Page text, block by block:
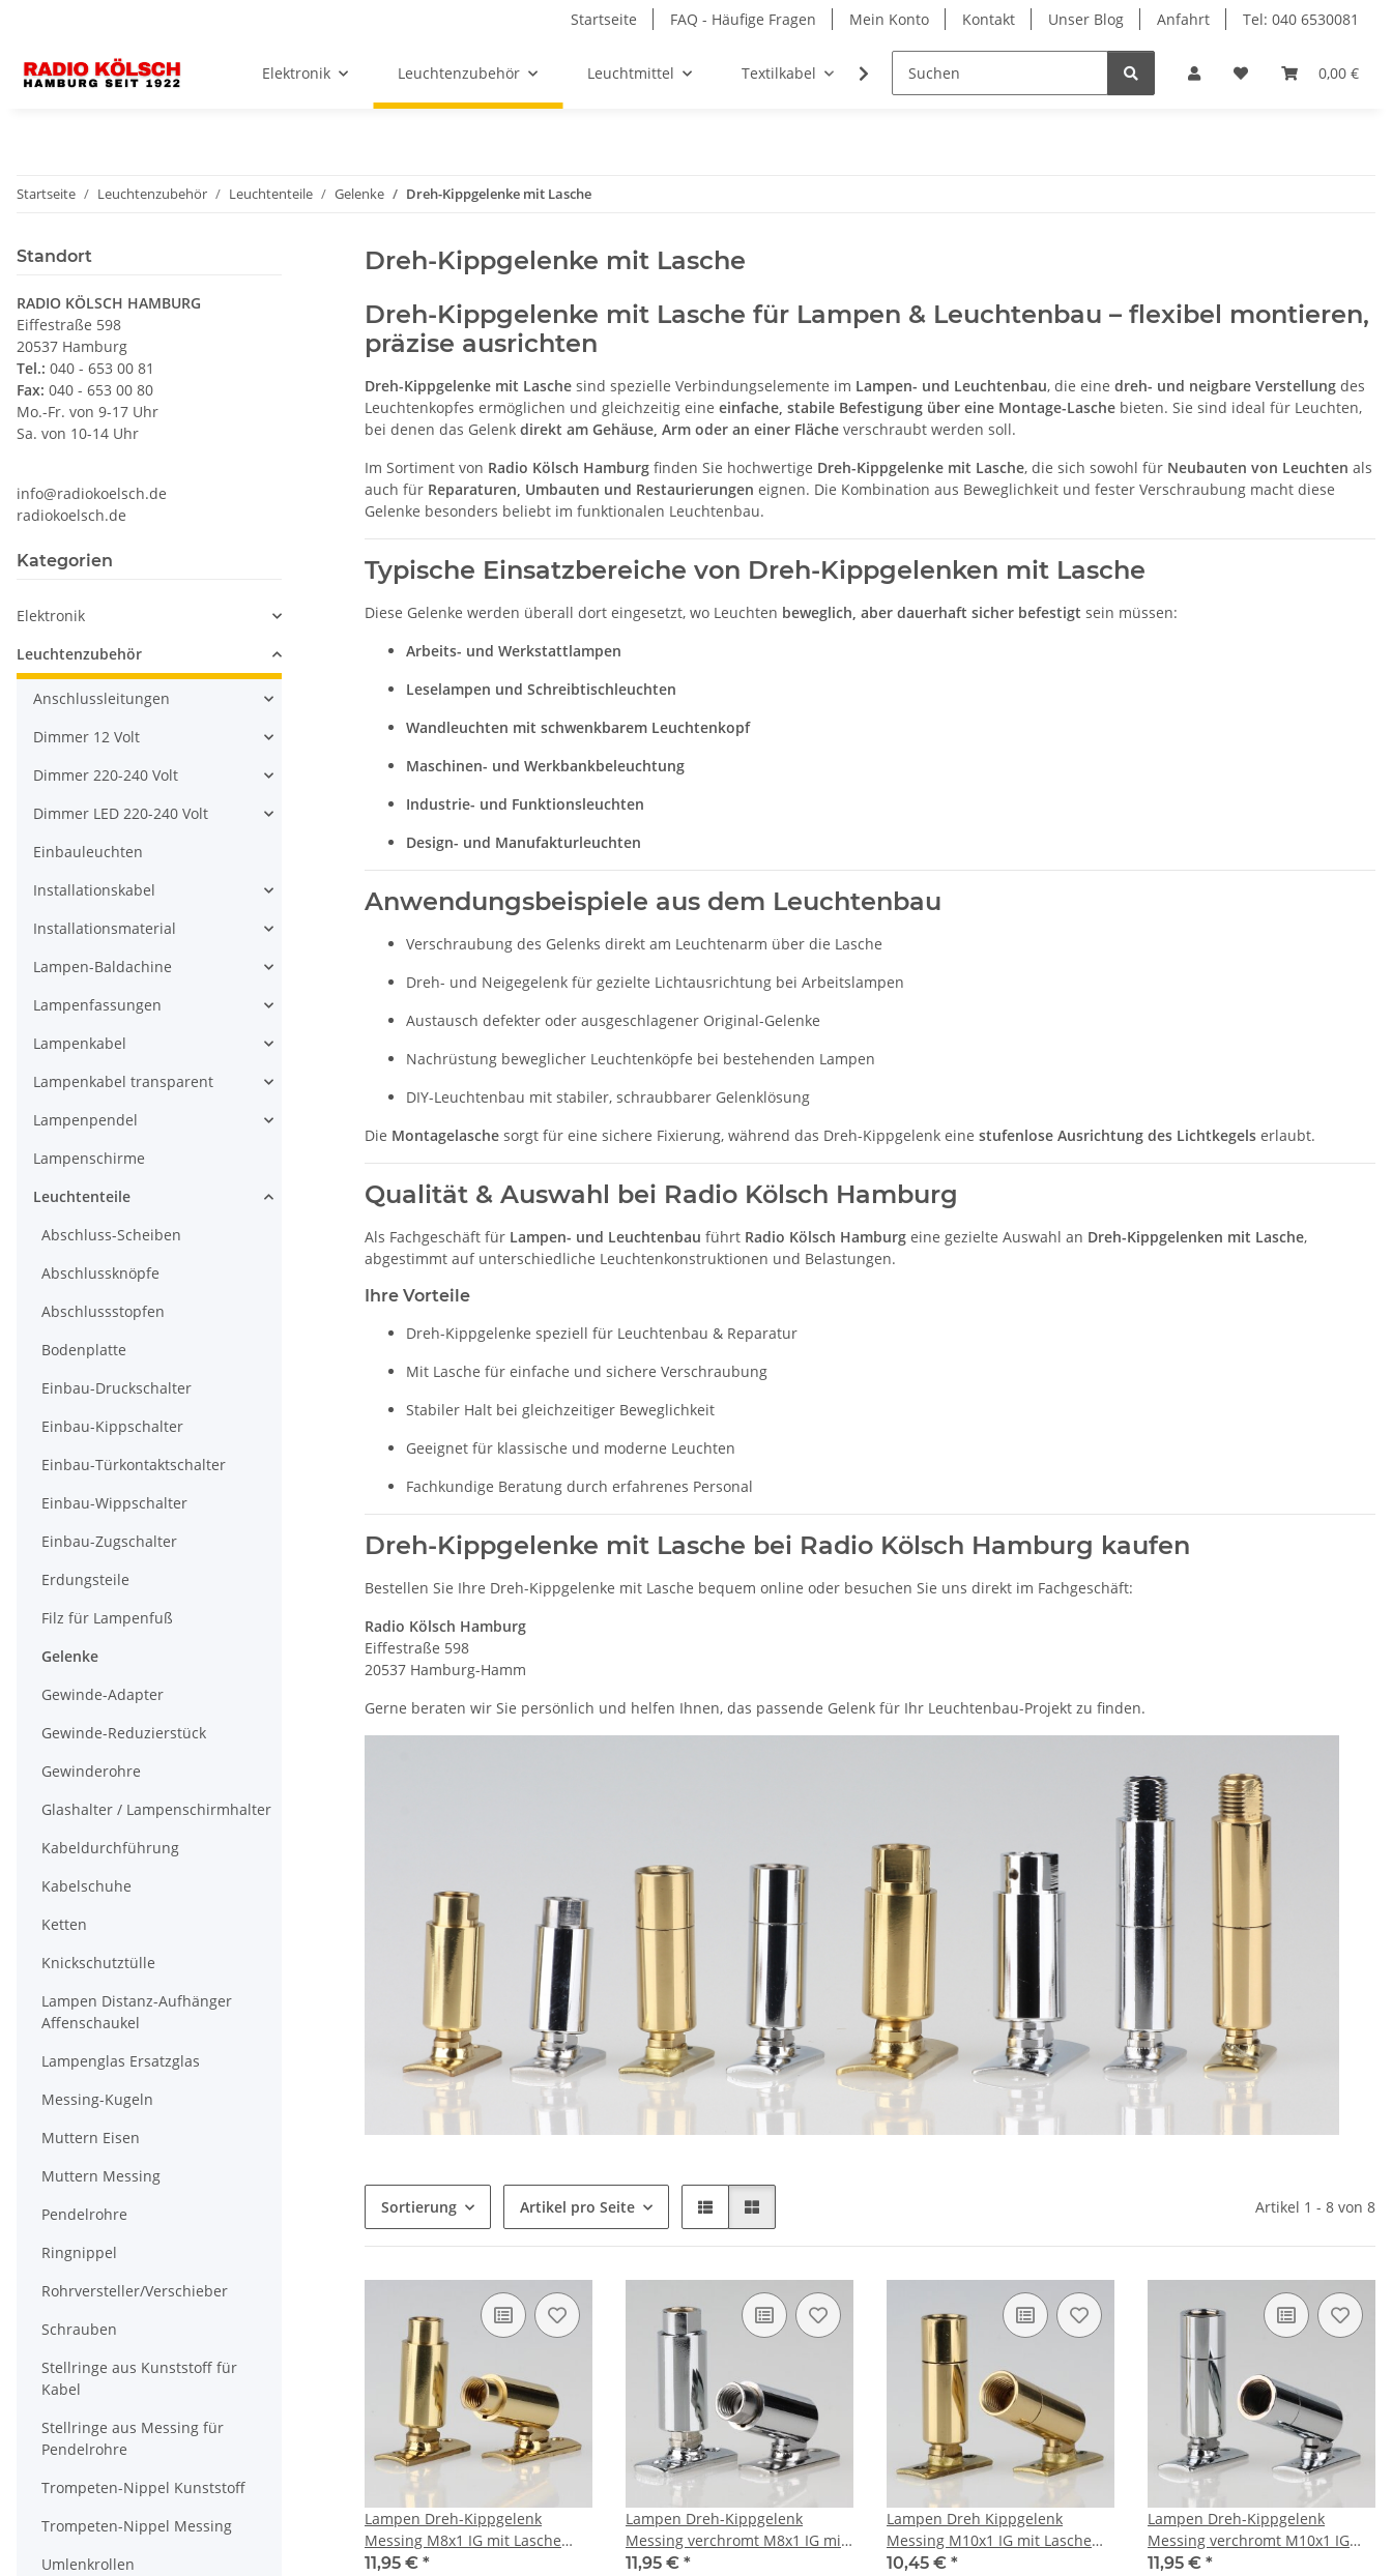
Startseite FAQ - Häufige Fragen Mein Konto Kontakt Unser Blog Anfahrt Tel: 040 6530081
0,00 €
Elektronik Leuchtenzubehör Leuchtmittel Textilkabel Möbel-Ersatzteile Retouren-Shop
Startseite Leuchtenzubehör Leuchtenteile Gelenke Dreh-Kippgelenke mit Lasche
Dreh-Kippgelenke mit Lasche
Dreh-Kippgelenke mit Lasche für Lampen & Leuchtenbau – flexibel montieren,
präzise ausrichten
Dreh-Kippgelenke mit Lasche sind spezielle Verbindungselemente im Lampen- und Leuchtenbau, die eine dreh- und neigbare Verstellung des
Leuchtenkopfes ermöglichen und gleichzeitig eine einfache, stabile Befestigung über eine Montage-Lasche bieten. Sie sind ideal für Leuchten,
bei denen das Gelenk direkt am Gehäuse, Arm oder an einer Fläche verschraubt werden soll.
Im Sortiment von Radio Kölsch Hamburg finden Sie hochwertige Dreh-Kippgelenke mit Lasche, die sich sowohl für Neubauten von Leuchten als
auch für Reparaturen, Umbauten und Restaurierungen eignen. Die Kombination aus Beweglichkeit und fester Verschraubung macht diese
Gelenke besonders beliebt im funktionalen Leuchtenbau.
Typische Einsatzbereiche von Dreh-Kippgelenken mit Lasche
Diese Gelenke werden überall dort eingesetzt, wo Leuchten beweglich, aber dauerhaft sicher befestigt sein müssen:
Arbeits- und Werkstattlampen
Leselampen und Schreibtischleuchten
Wandleuchten mit schwenkbarem Leuchtenkopf
Maschinen- und Werkbankbeleuchtung
Industrie- und Funktionsleuchten
Design- und Manufakturleuchten
Anwendungsbeispiele aus dem Leuchtenbau
Verschraubung des Gelenks direkt am Leuchtenarm über die Lasche
Dreh- und Neigegelenk für gezielte Lichtausrichtung bei Arbeitslampen
Austausch defekter oder ausgeschlagener Original-Gelenke
Nachrüstung beweglicher Leuchtenköpfe bei bestehenden Lampen
DIY-Leuchtenbau mit stabiler, schraubbarer Gelenklösung
Die Montagelasche sorgt für eine sichere Fixierung, während das Dreh-Kippgelenk eine stufenlose Ausrichtung des Lichtkegels erlaubt.
Qualität & Auswahl bei Radio Kölsch Hamburg
Als Fachgeschäft für Lampen- und Leuchtenbau führt Radio Kölsch Hamburg eine gezielte Auswahl an Dreh-Kippgelenken mit Lasche,
abgestimmt auf unterschiedliche Leuchtenkonstruktionen und Belastungen.
Ihre Vorteile
Dreh-Kippgelenke speziell für Leuchtenbau & Reparatur
Mit Lasche für einfache und sichere Verschraubung
Stabiler Halt bei gleichzeitiger Beweglichkeit
Geeignet für klassische und moderne Leuchten
Fachkundige Beratung durch erfahrenes Personal
Dreh-Kippgelenke mit Lasche bei Radio Kölsch Hamburg kaufen
Bestellen Sie Ihre Dreh-Kippgelenke mit Lasche bequem online oder besuchen Sie uns direkt im Fachgeschäft:
Radio Kölsch Hamburg
Eiffestraße 598
20537 Hamburg-Hamm
Gerne beraten wir Sie persönlich und helfen Ihnen, das passende Gelenk für Ihr Leuchtenbau-Projekt zu finden.
Sortierung Artikel pro Seite Artikel 1 - 8 von 8
Lampen Dreh-Kippgelenk
Messing M8x1 IG mit Lasche
13x37 mm
11,95 € *
Lampen Dreh-Kippgelenk
Messing verchromt M8x1 IG mit
Lasche 13x37 mm
11,95 € *
Lampen Dreh Kippgelenk
Messing M10x1 IG mit Lasche
13x44 mm
10,45 € *
Lampen Dreh-Kippgelenk
Messing verchromt M10x1 IG
mit Lasche 13x44 mm
11,95 € *
Standort
RADIO KÖLSCH HAMBURG
Eiffestraße 598
20537 Hamburg
Tel.: 040 - 653 00 81
Fax: 040 - 653 00 80
Mo.-Fr. von 9-17 Uhr
Sa. von 10-14 Uhr
info@radiokoelsch.de
radiokoelsch.de
Kategorien
Elektronik
Leuchtenzubehör
Anschlussleitungen
Dimmer 12 Volt
Dimmer 220-240 Volt
Dimmer LED 220-240 Volt
Einbauleuchten
Installationskabel
Installationsmaterial
Lampen-Baldachine
Lampenfassungen
Lampenkabel
Lampenkabel transparent
Lampenpendel
Lampenschirme
Leuchtenteile
Abschluss-Scheiben
Abschlussknöpfe
Abschlussstopfen
Bodenplatte
Einbau-Druckschalter
Einbau-Kippschalter
Einbau-Türkontaktschalter
Einbau-Wippschalter
Einbau-Zugschalter
Erdungsteile
Filz für Lampenfuß
Gelenke
Gewinde-Adapter
Gewinde-Reduzierstück
Gewinderohre
Glashalter / Lampenschirmhalter
Kabeldurchführung
Kabelschuhe
Ketten
Knickschutztülle
Lampen Distanz-Aufhänger
Affenschaukel
Lampenglas Ersatzglas
Messing-Kugeln
Muttern Eisen
Muttern Messing
Pendelrohre
Ringnippel
Rohrversteller/Verschieber
Schrauben
Stellringe aus Kunststoff für
Kabel
Stellringe aus Messing für
Pendelrohre
Trompeten-Nippel Kunststoff
Trompeten-Nippel Messing
Umlenkrollen